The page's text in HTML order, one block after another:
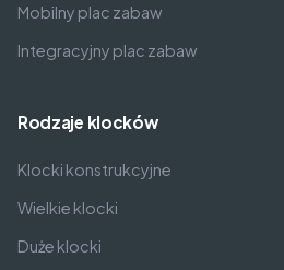
Mobilny plac zabaw
Integracyjny plac zabaw
Rodzaje klocków
Klocki konstrukcyjne
Wielkie klocki
Duże klocki